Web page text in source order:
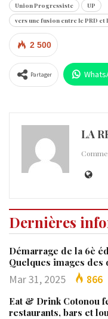
Union Progressiste
UP
vers une fusion entre le PRD
2 500
Partager
LA
Dernières
Démarrage de la 6è
Quelques images
Mar 31, 2025 866
Eat & Drink Cotonou
restaurants, bars et